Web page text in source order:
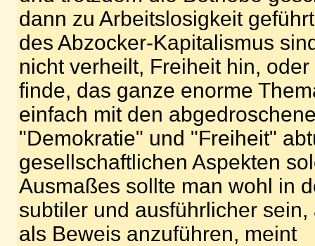
dann zu Arbeitslosigkeit
des Abzocker-Kapitalismus
nicht verheilt, Freiheit hin,
finde, das ganze enorme
einfach mit den
"Demokratie" und "Freiheit"
gesellschaftlichen Aspekten
Ausmaßes sollte man wohl in
subtiler und ausführlicher
als Beweis anzuführen, meint